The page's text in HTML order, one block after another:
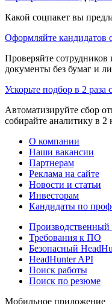
Какой соцпакет вы
Оформляйте кандидатов
Проверяйте
документы без бумаг и
Ускорьте подбор в 2 раза
Автоматизируйте сбор
собирайте аналитику в 2
О компании
Наши вакансии
Партнерам
Реклама на сайте
Новости и статьи
Инвесторам
Кандидаты по
Производственный
Требования к ПО
Безопасный
HeadHunter API
Поиск работы
Поиск по резюме
Мобильное приложение